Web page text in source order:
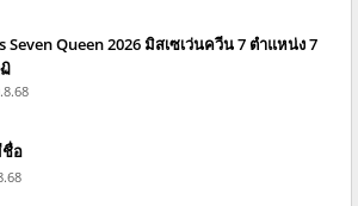
Seven Queen 2026 มิสเซเว่นควีน 7 ตำแหน่ง 7
อ